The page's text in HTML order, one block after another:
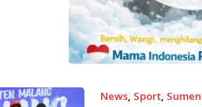
News, Sport,